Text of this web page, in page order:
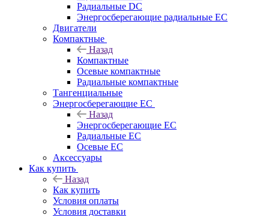
Радиальные DC
Энергосберегающие радиальные EC
Двигатели
Компактные
Назад
Компактные
Осевые компактные
Радиальные компактные
Тангенциальные
Энергосберегающие EC
Назад
Энергосберегающие EC
Радиальные EC
Осевые EC
Аксессуары
Как купить
Назад
Как купить
Условия оплаты
Условия доставки